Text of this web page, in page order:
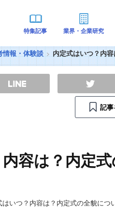
特集記事 業界・企業研究
情報・体験談 内定式はいつ？内
記
容は？内定